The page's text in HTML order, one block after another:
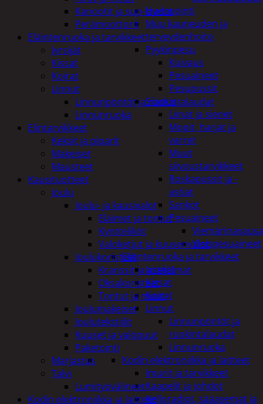
Hyvinvointi
Muu kauneuden ja
terveydenhoito
Pyykinpesu
Kuivaus
Pesuaineet
Pesupussit
Siivous
Liinat ja sienet
Mopit, harjat ja
varret
Muut
siivoustarvikkeet
Roskapussit ja -
astiat
Sankot
Pesuaineet
Yleispesuaineet
Eläintenruoka ja tarvikkeet
Jyrsijät
Kissat
Koirat
Linnut
Linnunpöntöt ja
ruokintalaudat
Linnunruoka
Kodin elektroniikka ja laitteet
Imurit ja tarvikkeet
Kaapelit ja johdot
Kelloradiot, sääasemat ja
Kanootit ja sup-laudat
Perämoottorit
Eläintenruoka ja tarvikkeet
Jyrsijät
Kissat
Koirat
Linnut
Linnunpöntöt ja ruokintalaudat
Linnunruoka
Elintarvikkeet
Keksit ja piparit
Makeiset
Mausteet
Kausituotteet
Joulu
Joulu- ja kausivalot
Eläimet ja tontut
Kyntteliköt
Valoketjut ja kuusenvalot
Joulukoristeet
Kranssit ja asetelmat
Oksakoristeet
Tontut ja muut
Joulumakeiset
Joulutekstiilit
Kuuset ja valopuut
Paketointi
Marjastus
Talvi
Lumityövälineet
Kodin elektroniikka ja laitteet